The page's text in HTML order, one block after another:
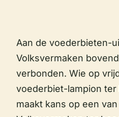
Aan de voederbieten-
Volksvermaken
verbonden. Wie op
voederbiet-lampion ter
maakt kans op een